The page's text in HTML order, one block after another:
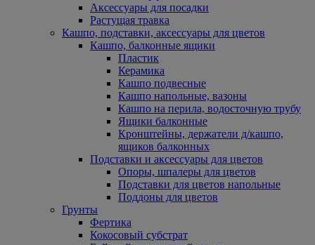
Аксессуары для посадки
Растущая травка
Кашпо, подставки, аксессуары для цветов
Кашпо, балконные ящики
Пластик
Керамика
Кашпо подвесные
Кашпо напольные, вазоны
Кашпо на перила, водосточную трубу
Ящики балконные
Кронштейны, держатели д/кашпо,
ящиков балконных
Подставки и аксессуары для цветов
Опоры, шпалеры для цветов
Подставки для цветов напольные
Поддоны для цветов
Грунты
Фертика
Кокосовый субстрат